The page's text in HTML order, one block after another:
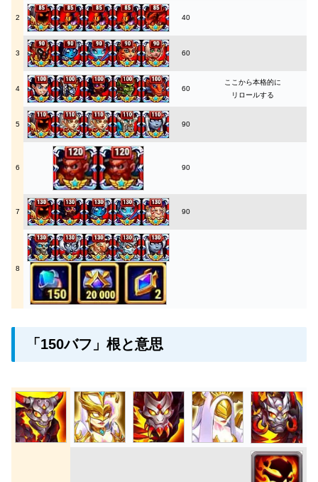
2 40
3 60
4 60
ここから本格的に
リロールする
5 90
6 90
7 90
8
「150バフ」根と意思